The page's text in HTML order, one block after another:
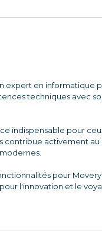
expert en informatique
techniques avec
indispensable pour
contribue activement
pour
l'innovation et le